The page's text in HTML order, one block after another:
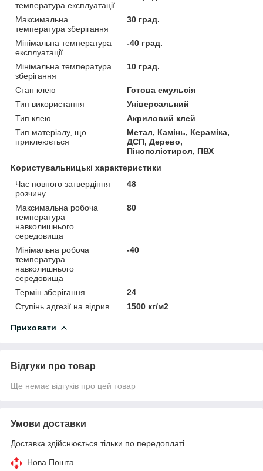
температура експлуатації
Максимальна
температура зберігання
30 град.
Мінімальна температура
експлуатації
-40 град.
Мінімальна температура
зберігання
10 град.
Стан клею
Готова емульсія
Тип використання
Універсальний
Тип клею
Акриловий клей
Тип матеріалу, що
приклеюється
Метал, Камінь, Кераміка,
ДСП, Дерево,
Пінополістирол, ПВХ
Користувальницькі характеристики
Час повного затвердіння
розчину
48
Максимальна робоча
температура
навколишнього
середовища
80
Мінімальна робоча
температура
навколишнього
середовища
-40
Термін зберігання
24
Ступінь адгезії на відрив
1500 кг/м2
Приховати
Відгуки про товар
Ще немає відгуків про цей товар
Умови доставки
Доставка здійснюється тільки по передоплаті.
Нова Пошта